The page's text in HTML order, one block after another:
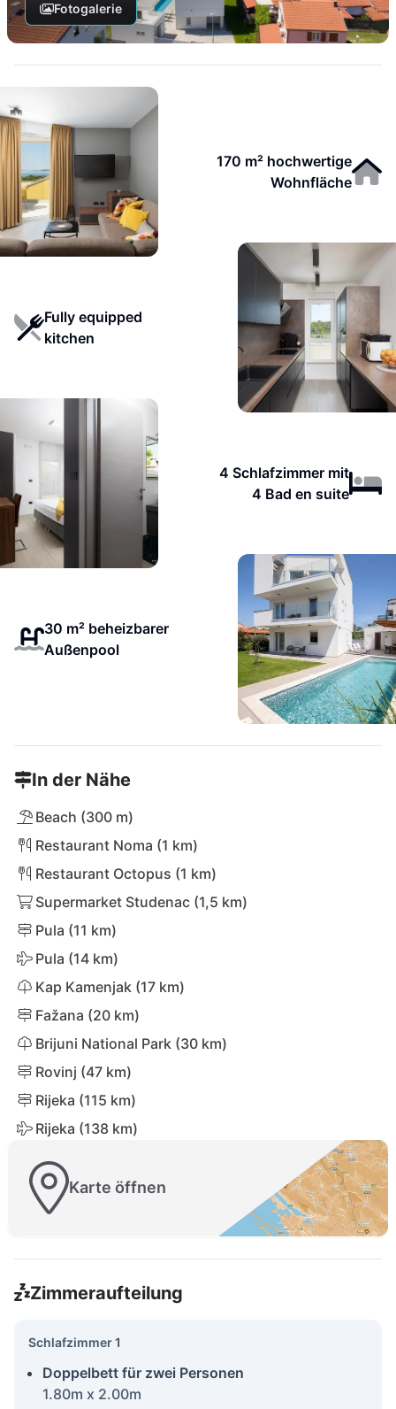
Fotogalerie
170 m² hochwertige
Wohnfläche
Fully equipped
kitchen
4 Schlafzimmer mit
4 Bad en suite
30 m² beheizbarer
Außenpool
In der Nähe
Beach (300 m)
Restaurant Noma (1 km)
Restaurant Octopus (1 km)
Supermarket Studenac (1,5 km)
Pula (11 km)
Pula (14 km)
Kap Kamenjak (17 km)
Fažana (20 km)
Brijuni National Park (30 km)
Rovinj (47 km)
Rijeka (115 km)
Rijeka (138 km)
Karte öffnen
Zimmeraufteilung
Schlafzimmer 1
Doppelbett für zwei Personen
1.80m x 2.00m